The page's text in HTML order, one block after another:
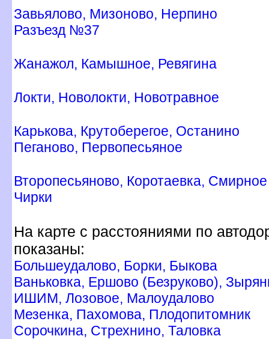
Завьялово, Мизоново, Нерпино
Разъезд №37
Жанажол, Камышное, Ревягина
Локти, Новолокти, Новотравное
Карькова, Крутоберегое, Останино
Пеганово, Первопесьяное
торопесьяново, Коротаевка, Смирное
Чирки
На карте с расстояниями по
показаны:
Большеудалово, Борки, Быкова
аньковка, Ершово (Безруково),
ИШИМ, Лозовое, Малоудалово
Мезенка, Пахомова, Плодопитомник
Сорочкина, Стрехнино, Таловка